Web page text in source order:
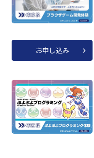
お申し込み